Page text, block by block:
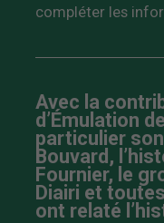
compléter les
Avec la
d’Émulation
particulier
Bouvard,
Fournier, le
Diairi et
ont relaté